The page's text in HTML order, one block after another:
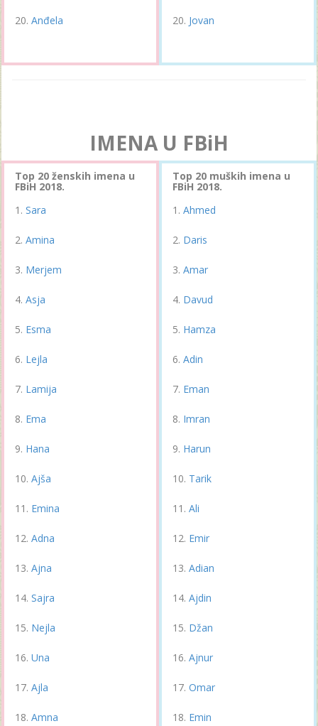
Anđela Jovan
IMENA U FBiH
Top 20 ženskih imena u
FBiH 2018.
Sara
Amina
Merjem
Asja
Esma
Lejla
Lamija
Ema
Hana
Ajša
Emina
Adna
Ajna
Sajra
Nejla
Una
Ajla
Amna
Top 20 muških imena u
FBiH 2018.
Ahmed
Daris
Amar
Davud
Hamza
Adin
Eman
Imran
Harun
Tarik
Ali
Emir
Adian
Ajdin
Džan
Ajnur
Omar
Emin